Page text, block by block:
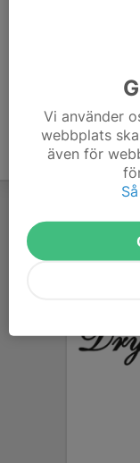
Vi använder
webbplats
även för